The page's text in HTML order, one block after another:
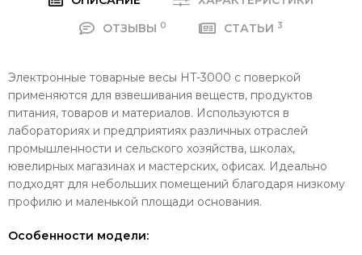
ОТЗЫВЫ 0 СТАТЬИ 3
Электронные товарные весы HT-3000 с поверкой
применяются для взвешивания веществ, продуктов
питания, товаров и материалов. Используются в
лабораториях и предприятиях различных отраслей
промышленности и сельского хозяйства, школах,
ювелирных магазинах и мастерских, офисах. Идеально
подходят для небольших помещений благодаря низкому
профилю и маленькой площади основания.
Особенности модели: